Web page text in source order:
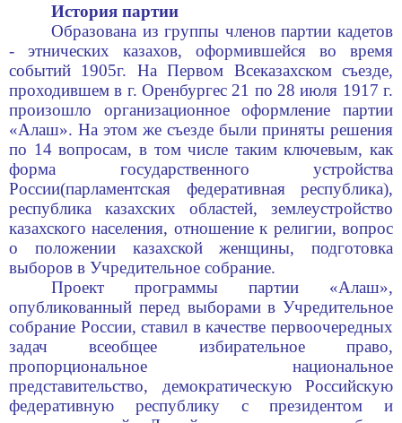
История партии
Образована из группы членов партии кадетов
- этнических казахов, оформившейся во время
событий 1905г. На Первом Всеказахском съезде,
проходившем в г. Оренбургес 21 по 28 июля 1917 г.
произошло организационное оформление партии
«Алаш». На этом же съезде были приняты решения
по 14 вопросам, в том числе таким ключевым, как
форма государственного устройства
России(парламентская федеративная республика),
республика казахских областей, землеустройство
казахского населения, отношение к религии, вопрос
о положении казахской женщины, подготовка
выборов в Учредительное собрание.
Проект программы партии «Алаш»,
опубликованный перед выборами в Учредительное
собрание России, ставил в качестве первоочередных
задач всеобщее избирательное право,
пропорциональное национальное
представительство, демократическую Российскую
федеративную республику с президентом и